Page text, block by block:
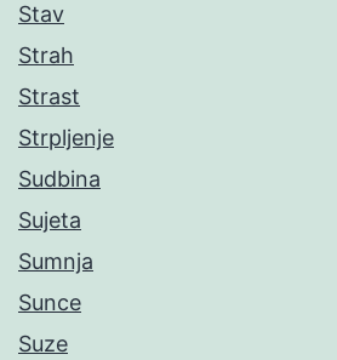
Stav
Strah
Strast
Strpljenje
Sudbina
Sujeta
Sumnja
Sunce
Suze